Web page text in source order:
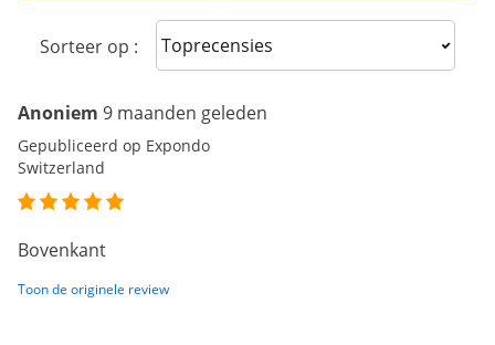
Sorteer op : Sort reviews
Anoniem 9 maanden geleden
Gepubliceerd op Expondo
Switzerland
Bovenkant
Toon de originele review